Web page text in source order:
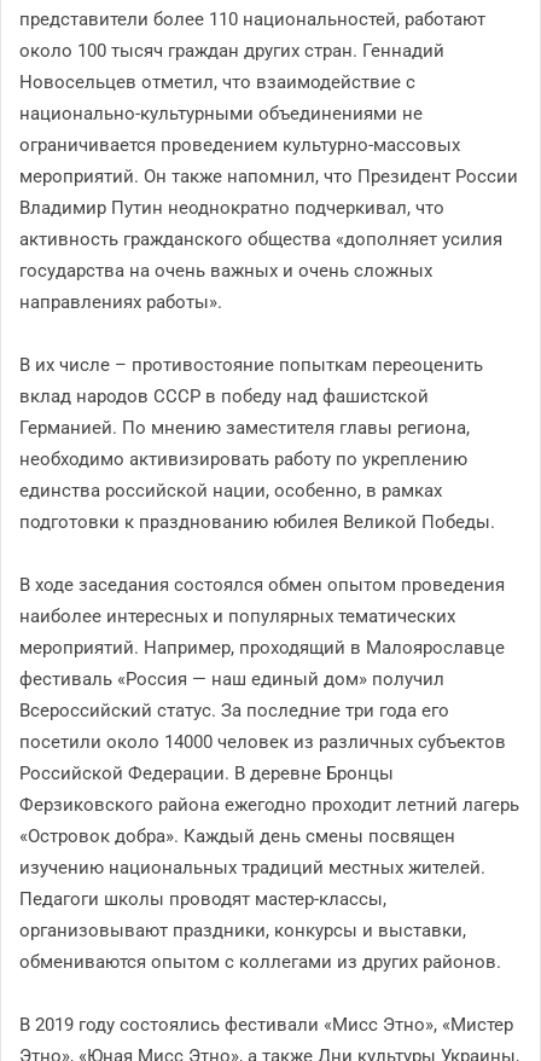
представители более 110 национальностей, работают
около 100 тысяч граждан других стран. Геннадий
Новосельцев отметил, что взаимодействие с
национально-культурными объединениями не
ограничивается проведением культурно-массовых
мероприятий. Он также напомнил, что Президент России
Владимир Путин неоднократно подчеркивал, что
активность гражданского общества «дополняет усилия
государства на очень важных и очень сложных
направлениях работы».
В их числе – противостояние попыткам переоценить
вклад народов СССР в победу над фашистской
Германией. По мнению заместителя главы региона,
необходимо активизировать работу по укреплению
единства российской нации, особенно, в рамках
подготовки к празднованию юбилея Великой Победы.
В ходе заседания состоялся обмен опытом проведения
наиболее интересных и популярных тематических
мероприятий. Например, проходящий в Малоярославце
фестиваль «Россия — наш единый дом» получил
Всероссийский статус. За последние три года его
посетили около 14000 человек из различных субъектов
Российской Федерации. В деревне Бронцы
Ферзиковского района ежегодно проходит летний лагерь
«Островок добра». Каждый день смены посвящен
изучению национальных традиций местных жителей.
Педагоги школы проводят мастер-классы,
организовывают праздники, конкурсы и выставки,
обмениваются опытом с коллегами из других районов.
В 2019 году состоялись фестивали «Мисс Этно», «Мистер
Этно», «Юная Мисс Этно», а также Дни культуры Украины,